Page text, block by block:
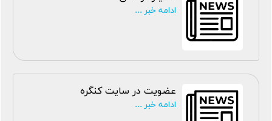
ادامه خبر ...
عضویت در سایت کنگره
ادامه خبر ...